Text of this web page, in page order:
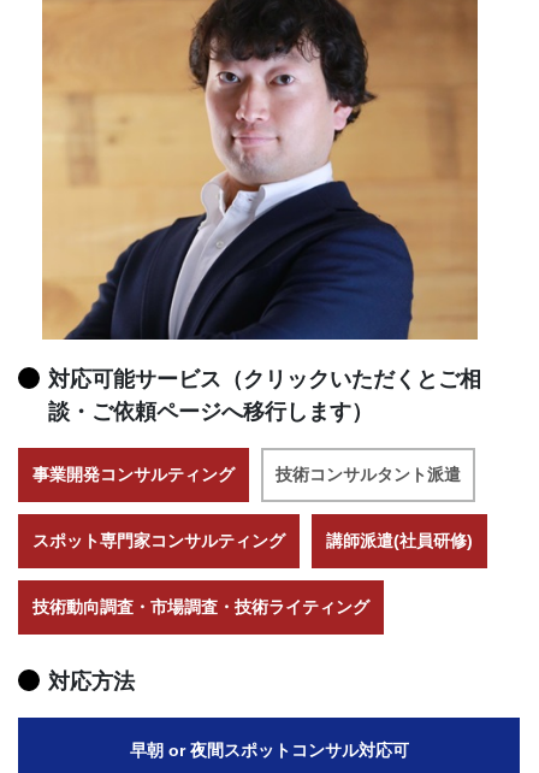
対応可能サービス（クリックいただくとご相
談・ご依頼ページへ移行します）
事業開発コンサルティング 技術コンサルタント派遣
スポット専門家コンサルティング 講師派遣(社員研修)
技術動向調査・市場調査・技術ライティング
対応方法
早朝 or 夜間スポットコンサル対応可